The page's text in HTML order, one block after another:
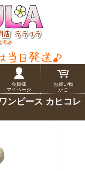
会員様
マイページ
お買い物
かご
ンピース カヒコレ